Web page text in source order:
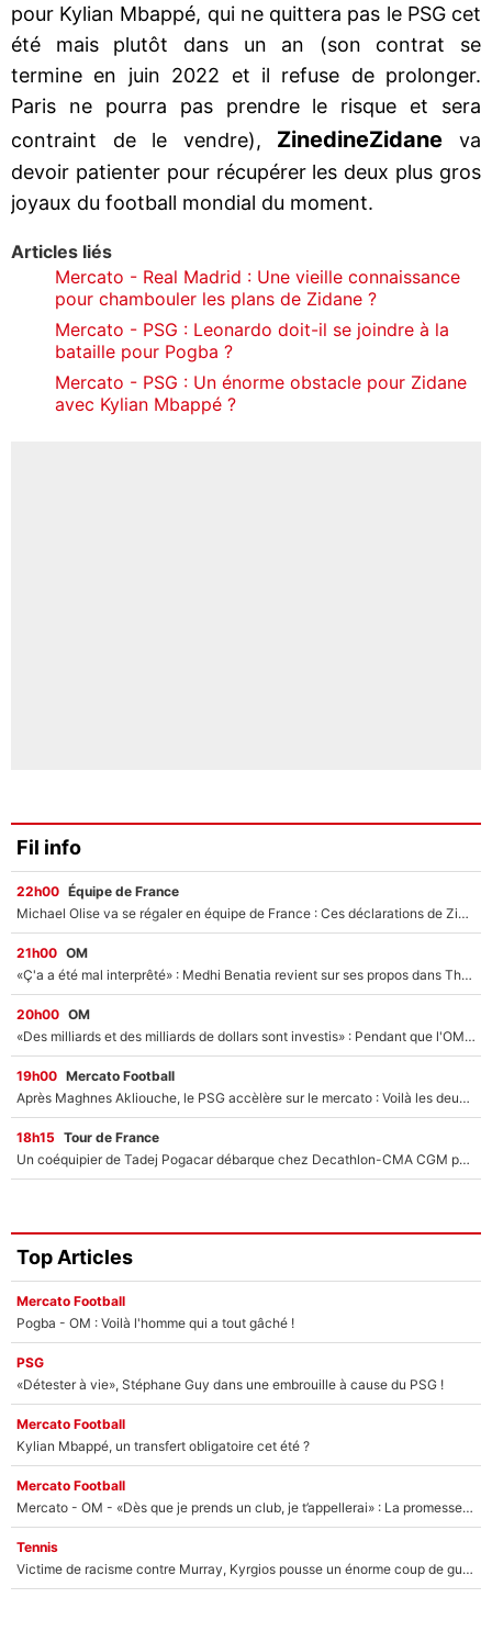
pour Kylian Mbappé, qui ne quittera pas le PSG cet
été mais plutôt dans un an (son contrat se
termine en juin 2022 et il refuse de prolonger.
Paris ne pourra pas prendre le risque et sera
contraint de le vendre), ZinedineZidane va
devoir patienter pour récupérer les deux plus gros
joyaux du football mondial du moment.
Articles liés
Mercato - Real Madrid : Une vieille connaissance
pour chambouler les plans de Zidane ?
Mercato - PSG : Leonardo doit-il se joindre à la
bataille pour Pogba ?
Mercato - PSG : Un énorme obstacle pour Zidane
avec Kylian Mbappé ?
Fil info
22h00 Équipe de France
Michael Olise va se régaler en équipe de France : Ces déclarations de Zinedine Zidane qui prouvent qu'il va tout miser sur la star du Bayern Munich !
21h00 OM
«Ç'a a été mal interprêté» : Medhi Benatia revient sur ses propos dans The Bridge et précise ses conditions pour rejoindre le PSG !
20h00 OM
«Des milliards et des milliards de dollars sont investis» : Pendant que l'OM est en pleine crise financière, Frank McCourt lance un nouveau projet à 260M€ !
19h00 Mercato Football
Après Maghnes Akliouche, le PSG accèlère sur le mercato : Voilà les deux nouvelles recrues qui vont signer la semaine prochaine ?
18h15 Tour de France
Un coéquipier de Tadej Pogacar débarque chez Decathlon-CMA CGM pour épauler Paul Seixas : «Mes meilleures années sont à venir»
Top Articles
Mercato Football
Pogba - OM : Voilà l'homme qui a tout gâché !
PSG
«Détester à vie», Stéphane Guy dans une embrouille à cause du PSG !
Mercato Football
Kylian Mbappé, un transfert obligatoire cet été ?
Mercato Football
Mercato - OM - «Dès que je prends un club, je t’appellerai» : La promesse de Marcelino au moment de claquer la porte
Tennis
Victime de racisme contre Murray, Kyrgios pousse un énorme coup de gueule !